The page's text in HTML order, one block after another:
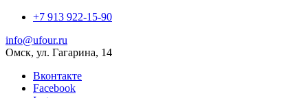
+7 913 922-15-90
info@ufour.ru
Омск, ул. Гагарина, 14
Вконтакте
Facebook